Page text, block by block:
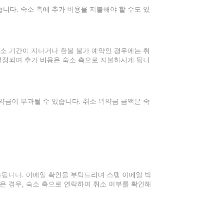
다. 숙소 측에 추가 비용을 지불해야 할 수도 있
기간이 지나거나 환불 불가 예약인 경우에는 취
되며 추가 비용은 숙소 측으로 지불하시게 됩니
이 부과될 수 있습니다. 취소 위약금 금액은 숙
니다. 이메일 확인을 부탁드리며 스팸 이메일 박
경우, 숙소 측으로 연락하여 취소 여부를 확인해